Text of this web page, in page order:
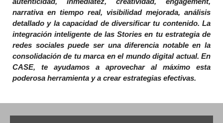
narrativa en tiempo real, visibilidad mejorada, análisis
detallado y la capacidad de diversificar tu contenido. La
integración inteligente de las Stories en tu estrategia de
redes sociales puede ser una diferencia notable en la
consolidación de tu marca en el mundo digital actual. En
CASE, te ayudamos a aprovechar al máximo esta
poderosa herramienta y a crear estrategias efectivas.